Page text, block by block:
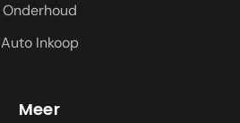
Onderhoud
Auto Inkoop
Meer